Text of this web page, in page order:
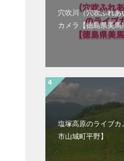
穴吹川（穴吹ふれ
カメラ【徳島県美馬
塩塚高原のライブカ
市山城町平野】